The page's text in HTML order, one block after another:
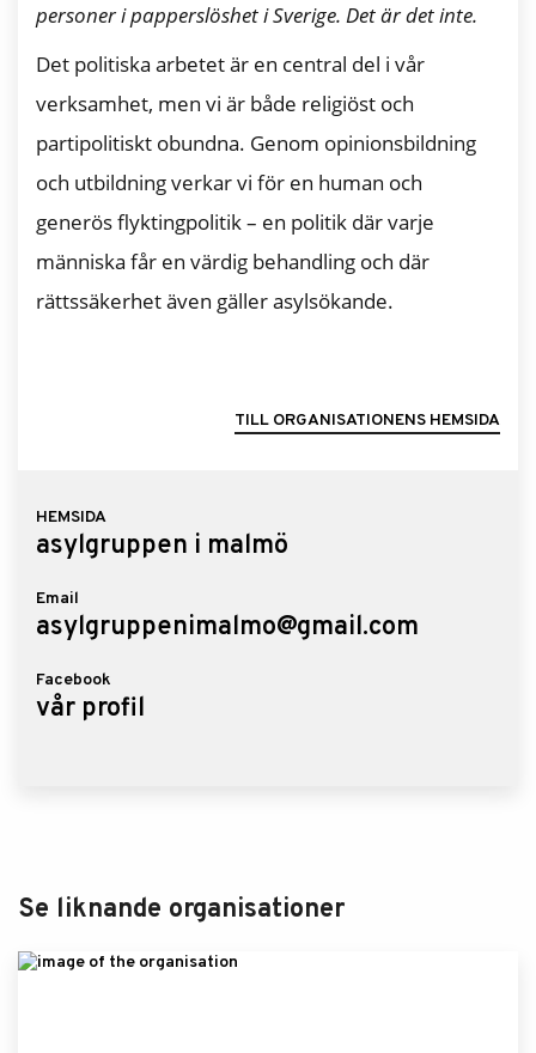
HEMSIDA
asylgruppen i malmö
Email
asylgruppenimalmo@gmail.com
Facebook
vår profil
personer i papperslöshet i Sverige. Det är det inte.
Det politiska arbetet är en central del i vår
verksamhet, men vi är både religiöst och
partipolitiskt obundna. Genom opinionsbildning
och utbildning verkar vi för en human och
generös flyktingpolitik – en politik där varje
människa får en värdig behandling och där
rättssäkerhet även gäller asylsökande.
TILL ORGANISATIONENS HEMSIDA
Se liknande organisationer